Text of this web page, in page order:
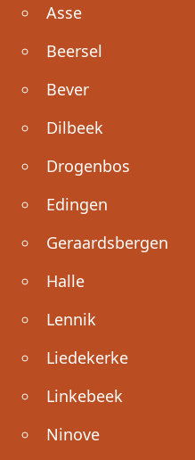
Asse
Beersel
Bever
Dilbeek
Drogenbos
Edingen
Geraardsbergen
Halle
Lennik
Liedekerke
Linkebeek
Ninove